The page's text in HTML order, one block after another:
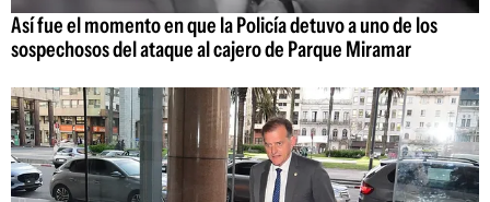
Así fue el momento en que la Policía detuvo a uno de los
sospechosos del ataque al cajero de Parque Miramar